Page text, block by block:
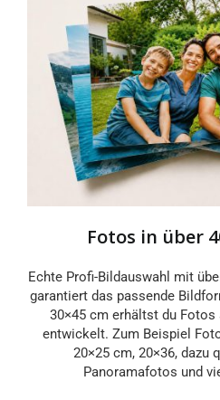
Fotos in über
Echte Profi-Bildauswahl mit
garantiert das passende
30×45 cm erhältst du
entwickelt. Zum Beispiel
20×25 cm, 20×36, dazu
Panoramafotos und